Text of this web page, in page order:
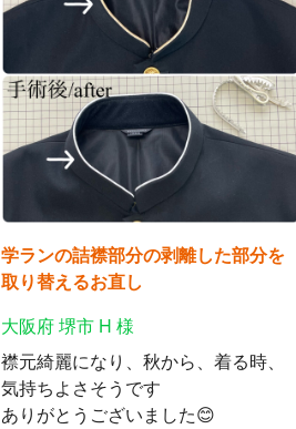
学ランの詰襟部分の剥離した部分を
取り替えるお直し
大阪府 堺市 H 様
襟元綺麗になり、秋から、着る時、
気持ちよさそうです
ありがとうございました😊